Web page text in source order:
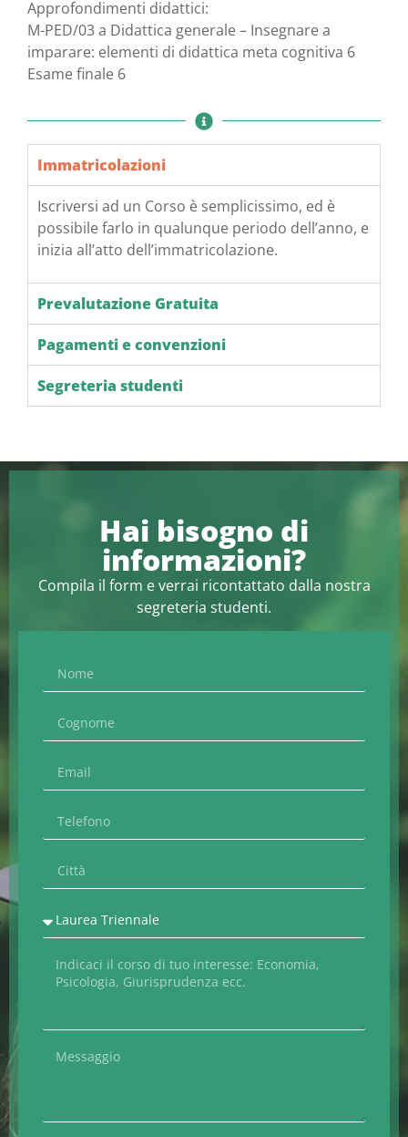
Approfondimenti didattici:
M-PED/03 a Didattica generale – Insegnare a
imparare: elementi di didattica meta cognitiva 6
Esame finale 6
Immatricolazioni
Iscriversi ad un Corso è semplicissimo, ed è
possibile farlo in qualunque periodo dell’anno, e
inizia all’atto dell’immatricolazione.
Prevalutazione Gratuita
Pagamenti e convenzioni
Segreteria studenti
Hai bisogno di
informazioni?
Compila il form e verrai ricontattato dalla nostra
segreteria studenti.